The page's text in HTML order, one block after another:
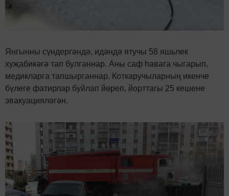
Янгынны сүндергәндә, идәндә ятучы 58 яшьлек
хуҗабикәгә тап булганнар. Аны саф һавага чыгарып,
медикларга тапшырганнар. Коткаручыларның икенче
бүлеге фатирлар буйлап йөреп, йорттагы 25 кешене
эвакуацияләгән.